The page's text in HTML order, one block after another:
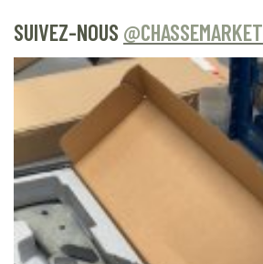
SUIVEZ-NOUS @CHASSEMARKET